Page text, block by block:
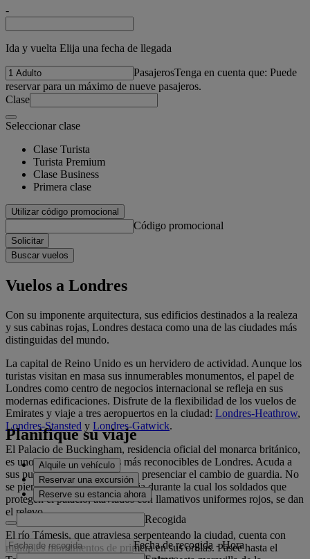
-
Ida y vuelta Elija una fecha de llegada
PasajerosTenga en cuenta que: Puede
reservar para un máximo de nueve pasajeros.
Clase
Seleccionar clase
Clase Turista
Turista Premium
Clase Business
Primera clase
Utilizar código promocional
Código promocional
Solicitar
Buscar vuelos
Vuelos a Londres
Con su imponente arquitectura, sus edificios destinados a la realeza
y sus cabinas rojas, Londres destaca como una de las ciudades más
distinguidas del mundo.
La capital de Reino Unido es un hervidero de actividad. Aunque los
turistas visitan en masa sus innumerables monumentos, el papel de
Londres como centro de negocios internacional se refleja en sus
modernas edificaciones. Disfrute de la flexibilidad de los vuelos de
Emirates y viaje a tres aeropuertos en la ciudad: Londres-Heathrow,
Londres-Stansted y Londres-Gatwick.
El Palacio de Buckingham, residencia oficial del monarca británico,
es uno de los monumentos más reconocibles de Londres. Acuda a
sus puertas por la mañana para presenciar el cambio de guardia. No
se pierda esta célebre ceremonia durante la cual los soldados que
protegen el palacio, ataviados con llamativos uniformes rojos, se dan
el relevo.
El río Támesis, que atraviesa serpenteando la ciudad, cuenta con
múltiples monumentos de primera en sus orillas. Pasee hasta el
Planifique su viaje
Alquile un vehículo
Reservar una excursión
Reserve su estancia ahora
Recogida
Fecha de recogida - Hora